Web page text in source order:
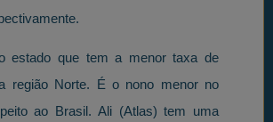
estado que tem a menor taxa de
região Norte. É o nono menor no
ao Brasil. Ali (Atlas) tem uma